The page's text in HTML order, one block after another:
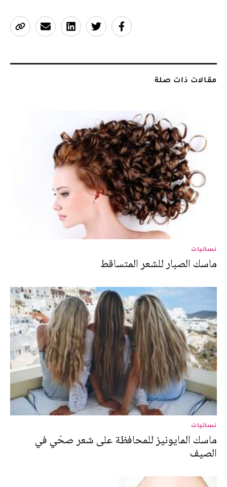
مقالات ذات صلة
نسائيات
ماسك الصبار للشعر المتساقط
نسائيات
ماسك المايونيز للمحافظة على شعر صحّي في
الصيف